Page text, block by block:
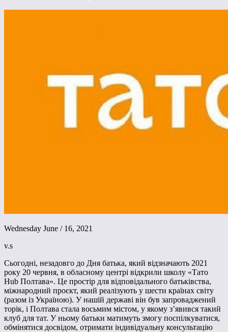
Wednesday June / 16, 2021
v.s
Сьогодні, незадовго до Дня батька, який відзначають 2021
року 20 червня, в обласному центрі відкрили школу «Тато
Hub Полтава». Це простір для відповідального батьківства,
міжнародний проєкт, який реалізують у шести країнах світу
(разом із Україною). У нашій державі він був запроваджений
торік, і Полтава стала восьмим містом, у якому з’явився такий
клуб для тат. У ньому батьки матимуть змогу поспілкуватися,
обмінятися досвідом, отримати індивідуальну консультацію